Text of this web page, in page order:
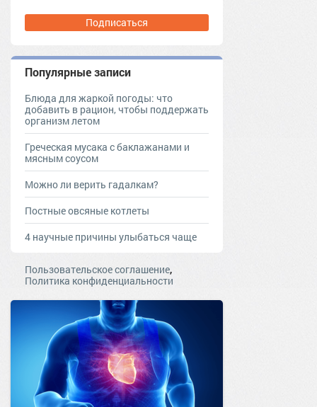
Подписаться
Популярные записи
Блюда для жаркой погоды: что
добавить в рацион, чтобы поддержать
организм летом
Греческая мусака с баклажанами и
мясным соусом
Можно ли верить гадалкам?
Постные овсяные котлеты
4 научные причины улыбаться чаще
Пользовательское соглашение,
Политика конфиденциальности